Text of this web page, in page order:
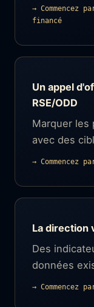
→ Commencez
financé
Un appel
RSE/ODD
Marquer les
avec des
→ Commencez
La direction
Des
données
→ Commencez